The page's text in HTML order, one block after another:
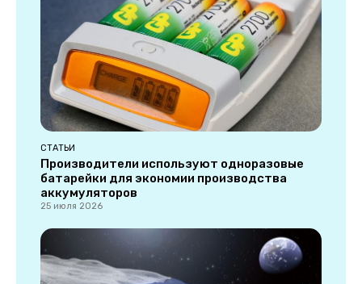
СТАТЬИ
Производители используют одноразовые
батарейки для экономии производства
аккумуляторов
25 июля 2026